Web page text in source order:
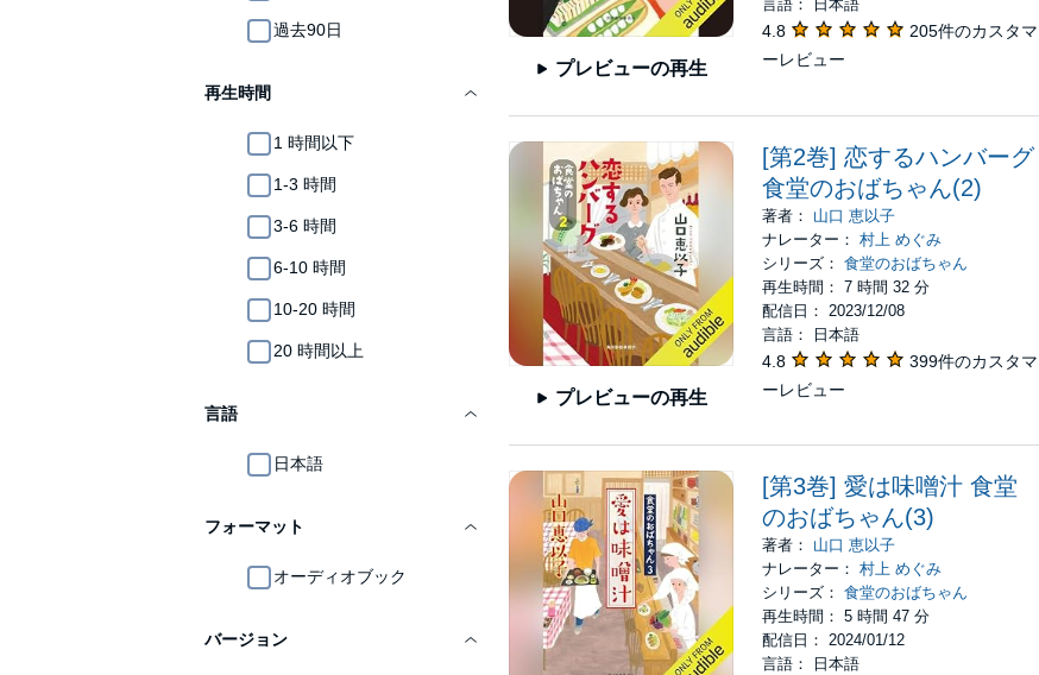
過去90日
再生時間
1 時間以下
1-3 時間
3-6 時間
6-10 時間
10-20 時間
20 時間以上
言語
日本語
フォーマット
オーディオブック
バージョン
プレビューの再生
言語： 日本語
4.8
205件のカスタマ
ーレビュー
プレビューの再生
[第2巻] 恋するハンバーグ
食堂のおばちゃん(2)
著者： 山口 恵以子
ナレーター：村上 めぐみ
シリーズ：食堂のおばちゃん
再生時間： 7 時間 32 分
配信日： 2023/12/08
言語： 日本語
4.8
399件のカスタマ
ーレビュー
[第3巻] 愛は味噌汁 食堂
のおばちゃん(3)
著者： 山口 恵以子
ナレーター：村上 めぐみ
シリーズ：食堂のおばちゃん
再生時間： 5 時間 47 分
配信日： 2024/01/12
言語： 日本語